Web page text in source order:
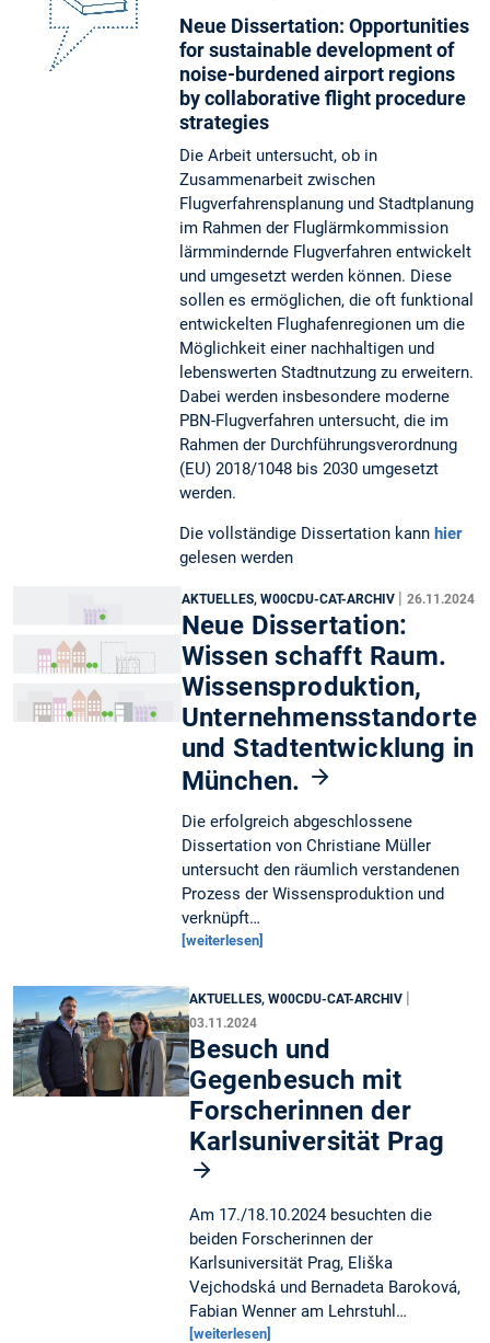
Neue Dissertation: Opportunities
for sustainable development of
noise-burdened airport regions
by collaborative flight procedure
strategies
Die Arbeit untersucht, ob in
Zusammenarbeit zwischen
Flugverfahrensplanung und Stadtplanung
im Rahmen der Fluglärmkommission
lärmmindernde Flugverfahren entwickelt
und umgesetzt werden können. Diese
sollen es ermöglichen, die oft funktional
entwickelten Flughafenregionen um die
Möglichkeit einer nachhaltigen und
lebenswerten Stadtnutzung zu erweitern.
Dabei werden insbesondere moderne
PBN-Flugverfahren untersucht, die im
Rahmen der Durchführungsverordnung
(EU) 2018/1048 bis 2030 umgesetzt
werden.
Die vollständige Dissertation kann hier
gelesen werden
AKTUELLES, W00CDU-CAT-ARCHIV 26.11.2024
Neue Dissertation:
Wissen schafft Raum.
Wissensproduktion,
Unternehmensstandorte
und Stadtentwicklung in
München.
Die erfolgreich abgeschlossene
Dissertation von Christiane Müller
untersucht den räumlich verstandenen
Prozess der Wissensproduktion und
verknüpft…
[weiterlesen]
AKTUELLES, W00CDU-CAT-ARCHIV |
03.11.2024
Besuch und
Gegenbesuch mit
Forscherinnen der
Karlsuniversität Prag
Am 17./18.10.2024 besuchten die
beiden Forscherinnen der
Karlsuniversität Prag, Eliška
Vejchodská und Bernadeta Baroková,
Fabian Wenner am Lehrstuhl…
[weiterlesen]